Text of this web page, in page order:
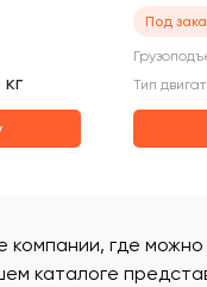
кг
Под
Тип
где можно
каталоге